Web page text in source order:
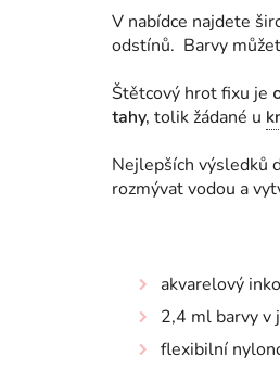
V nabídce najdete
odstínů. Barvy
Štětcový hrot fixu je
tahy, tolik žádané u
Nejlepších výsledků
rozmývat vodou a
akvarelový
2,4 ml barvy v
flexibilní